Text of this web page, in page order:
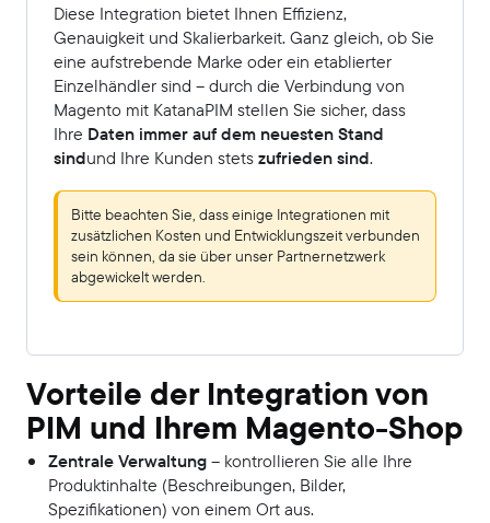
Diese Integration bietet Ihnen Effizienz,
Genauigkeit und Skalierbarkeit. Ganz gleich, ob Sie
eine aufstrebende Marke oder ein etablierter
Einzelhändler sind – durch die Verbindung von
Magento mit KatanaPIM stellen Sie sicher, dass
Ihre Daten immer auf dem neuesten Stand
sindund Ihre Kunden stetszufrieden sind.
Bitte beachten Sie, dass einige Integrationen mit
zusätzlichen Kosten und Entwicklungszeit verbunden
sein können, da sie über unser Partnernetzwerk
abgewickelt werden.
Vorteile der Integration von
PIM und Ihrem Magento-Shop
Zentrale Verwaltung– kontrollieren Sie alle Ihre
Produktinhalte (Beschreibungen, Bilder,
Spezifikationen) von einem Ort aus.